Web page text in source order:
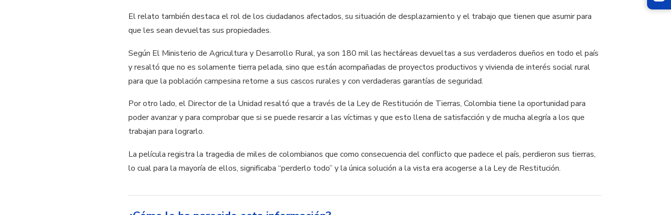
El relato también destaca el rol de los ciudadanos afectados, su situación de desplazamiento y el trabajo que tienen que asumir para
que les sean devueltas sus propiedades.
Según El Ministerio de Agricultura y Desarrollo Rural, ya son 180 mil las hectáreas devueltas a sus verdaderos dueños en todo el país
y resaltó que no es solamente tierra pelada, sino que están acompañadas de proyectos productivos y vivienda de interés social rural
para que la población campesina retorne a sus cascos rurales y con verdaderas garantías de seguridad.
Por otro lado, el Director de la Unidad resaltó que a través de la Ley de Restitución de Tierras, Colombia tiene la oportunidad para
poder avanzar y para comprobar que si se puede resarcir a las víctimas y que esto llena de satisfacción y de mucha alegría a los que
trabajan para lograrlo.
La película registra la tragedia de miles de colombianos que como consecuencia del conflicto que padece el país, perdieron sus tierras,
lo cual para la mayoría de ellos, significaba “perderlo todo” y la única solución a la vista era acogerse a la Ley de Restitución.